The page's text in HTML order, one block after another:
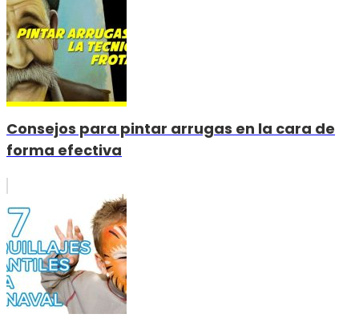
Consejos para pintar arrugas en la cara de
forma efectiva